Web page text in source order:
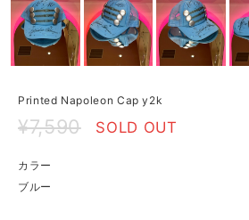
Printed Napoleon Cap y2k
¥7,590 SOLD OUT
カラー
ブルー